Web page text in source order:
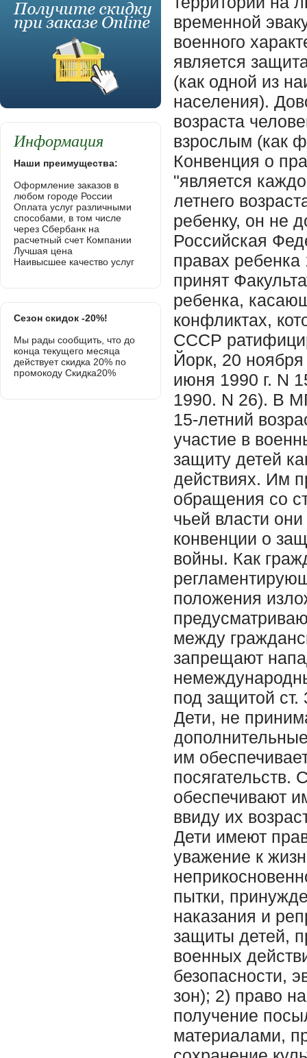
Информация
Наши преимущества:
Оформление заказов в
любом городе России
Оплата услуг различными
способами, в том числе
через Сбербанк на
расчетный счет Компании
Лучшая цена
Наивысшее качество услуг
Сезон скидок -20%!
Мы рады сообщить, что до
конца текущего месяца
действует скидка 20% по
промокоду Скидка20%